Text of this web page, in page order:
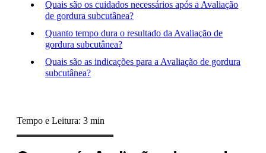
Quais são os cuidados necessários após a Avaliação
de gordura subcutânea?
Quanto tempo dura o resultado da Avaliação de
gordura subcutânea?
Quais são as indicações para a Avaliação de gordura
subcutânea?
Tempo e Leitura: 3 min